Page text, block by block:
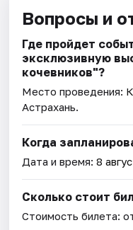
Вопросы и
Где пройдет
эксклюзивную
кочевников"?
Место проведения:
Астрахань.
Когда
Дата и время:8
Сколько стоит
Стоимость билета: